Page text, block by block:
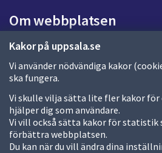
Kakor på uppsala.se
Vi använder nödvändiga kakor
ska fungera.
Vi skulle vilja sätta lite fler kakor
hjälper dig som användare.
Vi vill också sätta kakor för statistik
förbättra webbplatsen.
Du kan när du vill ändra dina
d
a
Om webbplatsen
Om webbplatsen
Allmänna handlingar och diarium
Behandling av personuppgifter
Kakor
Språk (other languages)